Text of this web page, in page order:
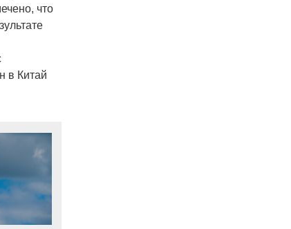
что
в Китай